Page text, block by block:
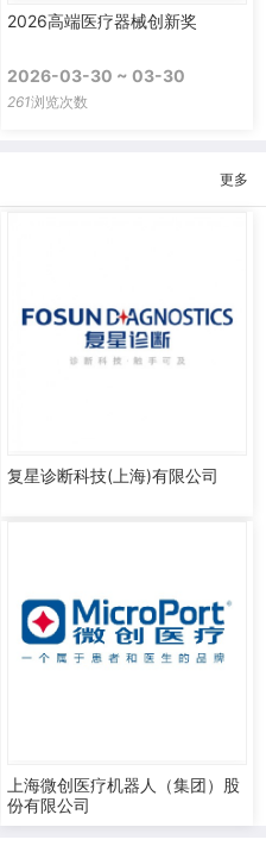
2026高端医疗器械创新奖
2026-03-30 ~ 03-30
261浏览次数
更多
复星诊断科技(上海)有限公司
上海微创医疗机器人（集团）股
份有限公司